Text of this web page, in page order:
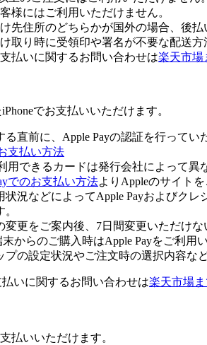
様にはご利用いただけません。
先住所のどちらかが国外の場合、後払
取り時に受領印や署名が不要な配送
払いに関するお問い合わせは楽天市場
でお支払いいただけます。
る直前に、Apple Payの認証を行ってい
支払い方法
用できるカードは発行会社によって異
でのお支払い方法よりAppleのサイトを
状況などによってApple Payおよびク
変更をご案内後、7日間変更いただけ
末からのご購入時はApple Payをご利用
プの設定状況やご注文時の選択内容な
いに関するお問い合わせは楽天市場
払いいただけます。